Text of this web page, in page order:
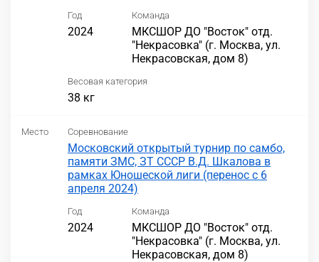
Год
2024
Команда
МКСШОР ДО "Восток" отд.
"Некрасовка" (г. Москва, ул.
Некрасовская, дом 8)
Весовая категория
38 кг
Место Соревнование
Московский открытый турнир по самбо,
памяти ЗМС, ЗТ СССР В.Д. Шкалова в
рамках Юношеской лиги (перенос с 6
апреля 2024)
Год
2024
Команда
МКСШОР ДО "Восток" отд.
"Некрасовка" (г. Москва, ул.
Некрасовская, дом 8)